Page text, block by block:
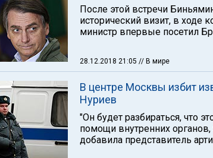
После этой встречи
исторический визит, в ходе
министр впервые посетил
28.12.2018 21:05 // В мире
В центре Москвы избит
Нуриев
"Он будет разбираться, что
помощи внутренних
добавила представитель